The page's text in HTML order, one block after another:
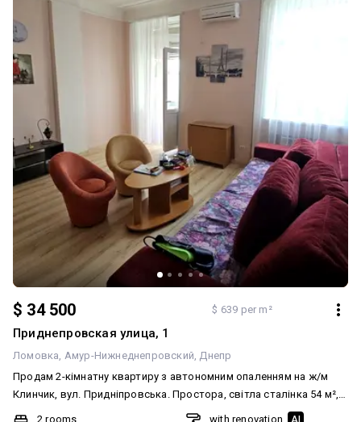
$ 34 500 $ 639 per m²
Приднепровская улица, 1
Ломовка Амур-Нижнеднепровский Днепр
Продам 2-кімнатну квартиру з автономним опаленням на ж/м
Клинчик, вул. Придніпровська. Простора, світла сталінка 54 м²,
не кутова. Двостороння, з великими роздільними кімнатами та
2 rooms
with renovation AI